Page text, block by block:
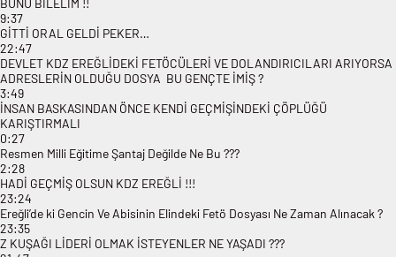
BUNU BİLELİM !!
9:37
GİTTİ ORAL GELDİ PEKER…
22:47
DEVLET KDZ EREĞLİDEKİ FETÖCÜLERİ VE DOLANDIRICILARI ARIYORSA
ADRESLERİN OLDUĞU DOSYA BU GENÇTE İMİŞ ?
3:49
İNSAN BASKASINDAN ÖNCE KENDİ GEÇMİŞİNDEKİ ÇÖPLÜĞÜ
KARIŞTIRMALI
0:27
Resmen Milli Eğitime Şantaj Değilde Ne Bu ???
2:28
HADİ GEÇMİŞ OLSUN KDZ EREĞLİ !!!
23:24
Ereğli’de ki Gencin Ve Abisinin Elindeki Fetö Dosyası Ne Zaman Alınacak ?
23:35
Z KUŞAĞI LİDERİ OLMAK İSTEYENLER NE YAŞADI ???